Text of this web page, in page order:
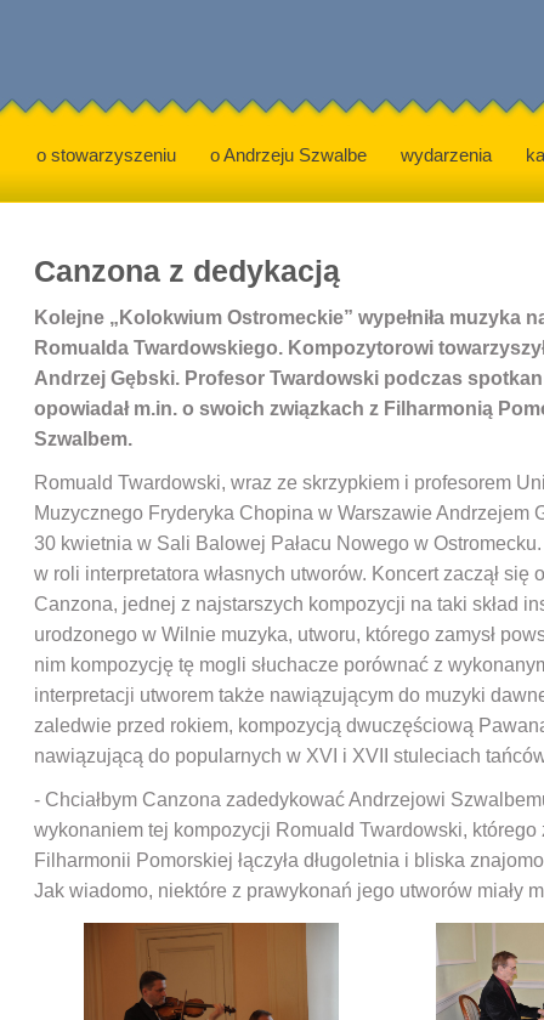
o stowarzyszeniu o Andrzeju Szwalbe wydarzenia
Canzona z dedykacją
Kolejne „Kolokwium Ostromeckie” wypełniła muzyka
Romualda Twardowskiego. Kompozytorowi
Andrzej Gębski. Profesor Twardowski podczas
opowiadał m.in. o swoich związkach z Filharmonią
Szwalbem.
Romuald Twardowski, wraz ze skrzypkiem i profesorem
Muzycznego Fryderyka Chopina w Warszawie Andrzejem
30 kwietnia w Sali Balowej Pałacu Nowego w
w roli interpretatora własnych utworów. Koncert zaczął się
Canzona, jednej z najstarszych kompozycji na taki skład
urodzonego w Wilnie muzyka, utworu, którego zamysł
nim kompozycję tę mogli słuchacze porównać z
interpretacji utworem także nawiązującym do muzyki
zaledwie przed rokiem, kompozycją dwuczęściową
nawiązującą do popularnych w XVI i XVII stuleciach
- Chciałbym Canzona zadedykować Andrzejowi
wykonaniem tej kompozycji Romuald Twardowski, którego
Filharmonii Pomorskiej łączyła długoletnia i bliska
Jak wiadomo, niektóre z prawykonań jego utworów miały